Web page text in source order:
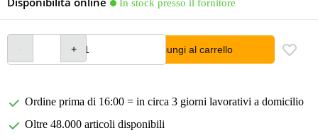
In stock presso il fornitore
Aggiungi al carrello
Ordine prima di 16:00 = in circa 3 giorni lavorativi a domicilio
Oltre 48.000 articoli disponibili